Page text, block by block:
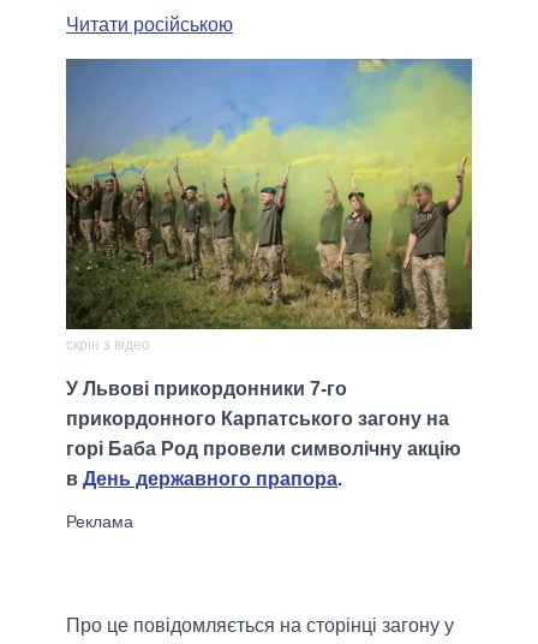
Читати російською
скрін з відео
У Львові прикордонники 7-го
прикордонного Карпатського загону на
горі Баба Род провели символічну акцію
в День державного прапора.
Про це повідомляється на сторінці загону у